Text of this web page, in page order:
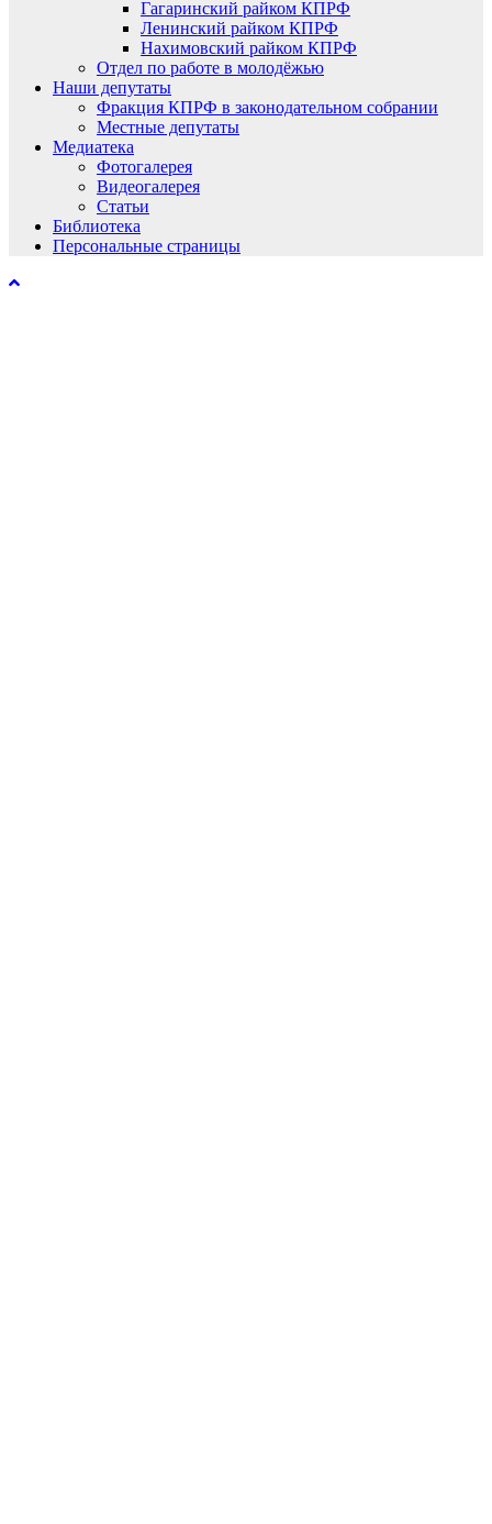
Гагаринский райком КПРФ
Ленинский райком КПРФ
Нахимовский райком КПРФ
Отдел по работе в молодёжью
Наши депутаты
Фракция КПРФ в законодательном собрании
Местные депутаты
Медиатека
Фотогалерея
Видеогалерея
Статьи
Библиотека
Персональные страницы